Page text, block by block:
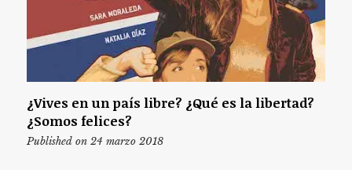
¿Vives en un país libre? ¿Qué es la libertad?
¿Somos felices?
Published on 24 marzo 2018